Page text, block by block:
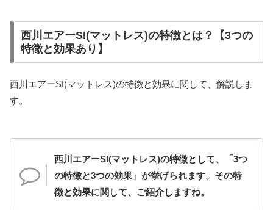
西川エアーSI(マットレス)の特徴とは？【3つの
特徴と効果あり】
西川エアーSI(マットレス)の特徴と効果に関して、解説しま
す。
西川エアーSI(マットレス)の特徴として、「3つ
の特徴と3つの効果」が挙げられます。その特
徴と効果に関して、ご紹介しますね。